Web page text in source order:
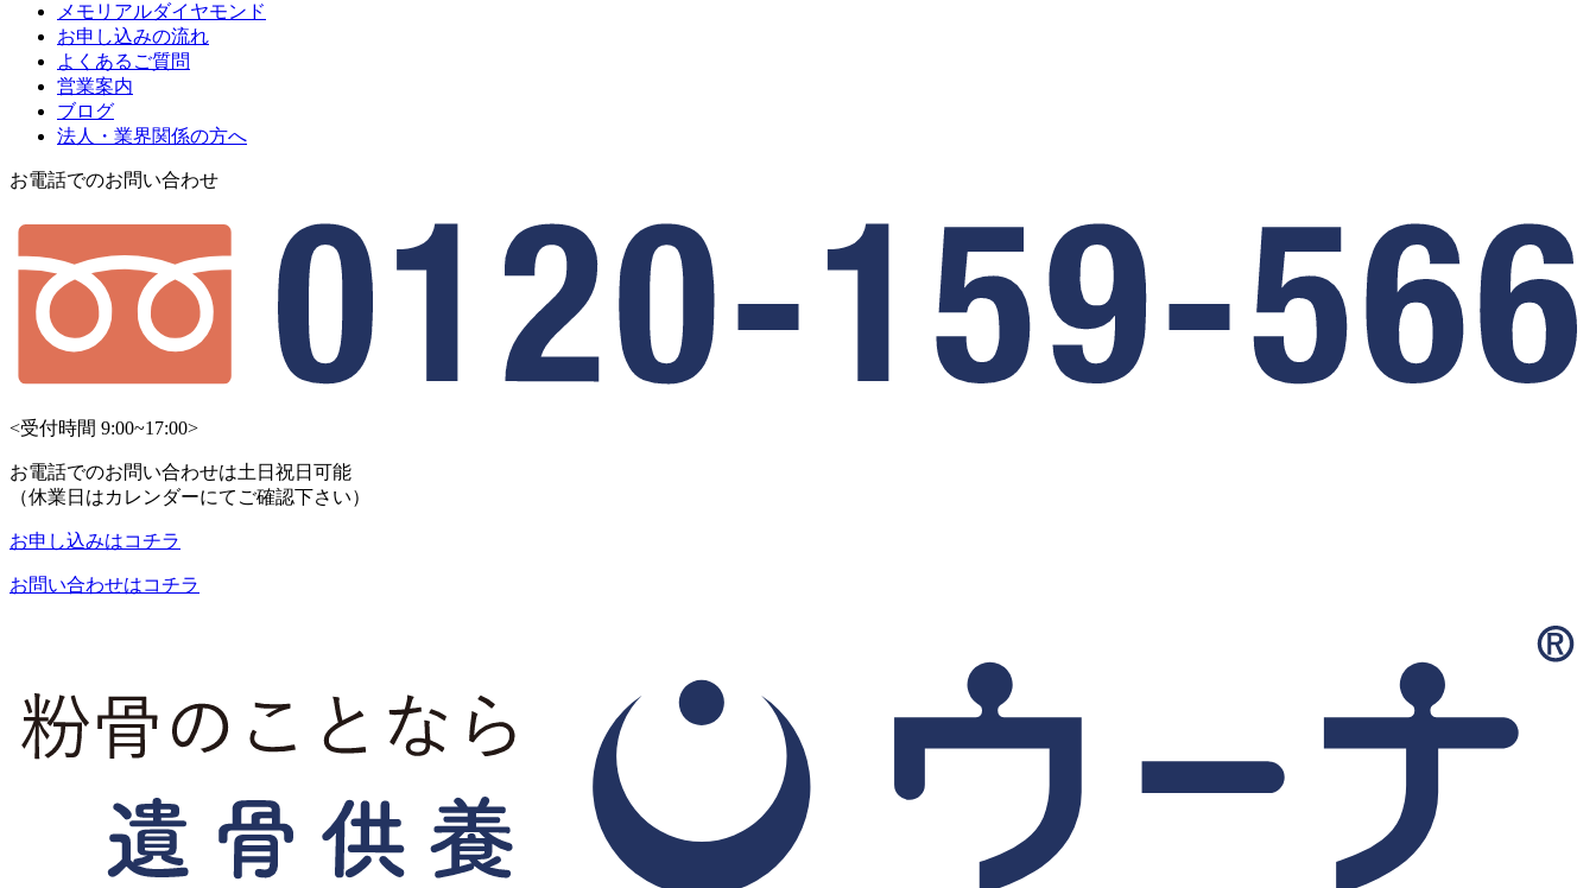
メモリアルダイヤモンド
お申し込みの流れ
よくあるご質問
営業案内
ブログ
法人・業界関係の方へ
お電話でのお問い合わせ
<受付時間 9:00~17:00>
お電話でのお問い合わせは土日祝日可能
（休業日はカレンダーにてご確認下さい）
お申し込みはコチラ
お問い合わせはコチラ